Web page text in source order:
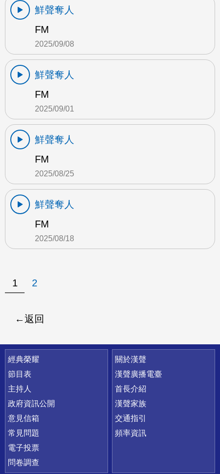
鮮聲奪人
FM
2025/09/08
鮮聲奪人
FM
2025/09/01
鮮聲奪人
FM
2025/08/25
鮮聲奪人
FM
2025/08/18
1 2
返回
快速連結
經典榮耀
節目表
主持人
政府資訊公開
意見信箱
常見問題
電子投票
問卷調查
關於漢聲
漢聲廣播電臺
首長介紹
漢聲家族
交通指引
頻率資訊